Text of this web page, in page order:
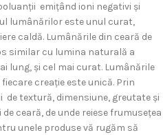
emiţând ioni negativi şi
lumânărilor este unul curat,
caldă. Lumânările din ceară de
similar cu lumina naturală a
lung, şi cel mai curat. Lumânările
creație este unică. Prin
textură, dimensiune, greutate şi
ceară, de unde reiese frumusețea
unele produse vă rugăm să